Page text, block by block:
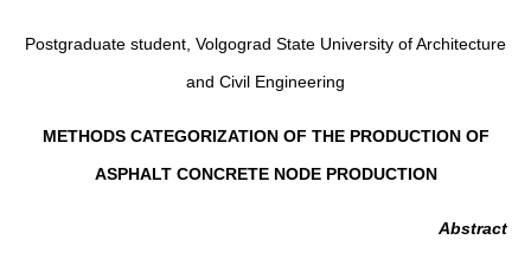
Postgraduate student, Volgograd State University of Architecture
and Civil Engineering
METHODS CATEGORIZATION OF THE PRODUCTION OF
ASPHALT CONCRETE NODE PRODUCTION
Abstract